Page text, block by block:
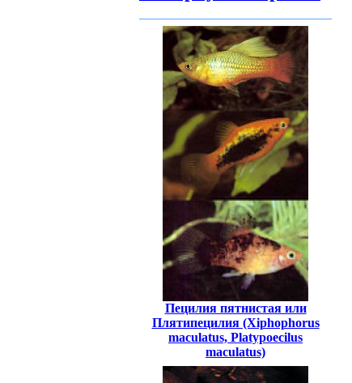
Пецилия пятнистая или
Плятипецилия (Xiphophorus
maculatus, Platypoecilus
maculatus)